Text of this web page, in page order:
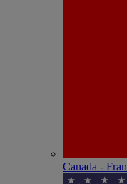
Canada -